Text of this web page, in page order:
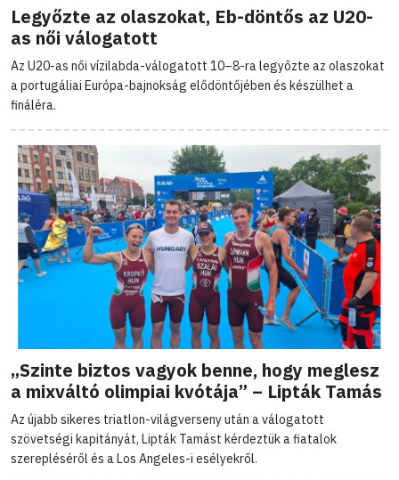
Legyőzte az olaszokat, Eb-döntős az U20-
as női válogatott
Az U20-as női vízilabda-válogatott 10–8-ra legyőzte az olaszokat
a portugáliai Európa-bajnokság elődöntőjében és készülhet a
fináléra.
„Szinte biztos vagyok benne, hogy meglesz
a mixváltó olimpiai kvótája” – Lipták Tamás
Az újabb sikeres triatlon-világverseny után a válogatott
szövetségi kapitányát, Lipták Tamást kérdeztük a fiatalok
szerepléséről és a Los Angeles-i esélyekről.